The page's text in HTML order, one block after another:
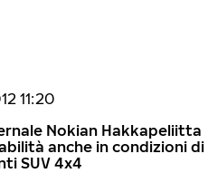
11:20
Nokian Hakkapeliitta
anche in condizioni di
SUV 4x4